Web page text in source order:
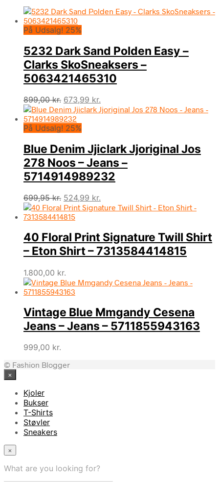
På Udsalg! 25%
5232 Dark Sand Polden Easy –
Clarks SkoSneaksers –
5063421465310
899,00kr. Den
oprindelige
pris
var:
673,99 kr.
aktuelle
På Udsalg! 25%
Blue Denim Jjiclark Jjoriginal Jos
278 Noos – Jeans –
5714914989232
699,95kr. Den
oprindelige
pris
699,95 kr..
524,99 kr.
aktuelle
524,99 kr..
40 Floral Print Signature Twill Shirt
– Eton Shirt – 7313584414815
1.800,00 kr.
Vintage Blue Mmgandy Cesena
Jeans – Jeans – 5711855943163
999,00 kr.
© Fashion Blogger
×
Kjoler
Bukser
T-Shirts
Støvler
Sneakers
×
What are you looking for?